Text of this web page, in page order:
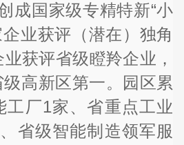
成国家级专精特新“小
业获评（潜在）独角
获评省级瞪羚企业，
高新区第一。园区累
工厂1家、省重点工业
省级智能制造领军服